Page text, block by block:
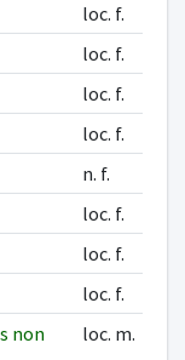
loc. f.
loc. f.
loc. f.
loc. f.
n. f.
loc. f.
loc. f.
loc. f.
non
loc. m.